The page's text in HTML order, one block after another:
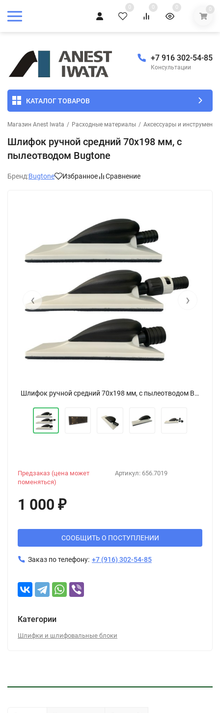
0 0 0 0
+7 916 302-54-85
Консультации
КАТАЛОГ ТОВАРОВ
Магазин Anest Iwata / Расходные материалы / Аксессуары и инструмент
Шлифок ручной средний 70х198 мм, с
пылеотводом Bugtone
Бренд:Bugtone Избранное Сравнение
Шлифок ручной средний 70х198 мм, с пылеотводом Bugtone
‹ ›
Артикул: 656.7019
Предзаказ (цена может
поменяться)
1 000 ₽
СООБЩИТЬ О ПОСТУПЛЕНИИ
Заказ по телефону: +7 (916) 302-54-85
Категории
Шлифки и шлифовальные блоки